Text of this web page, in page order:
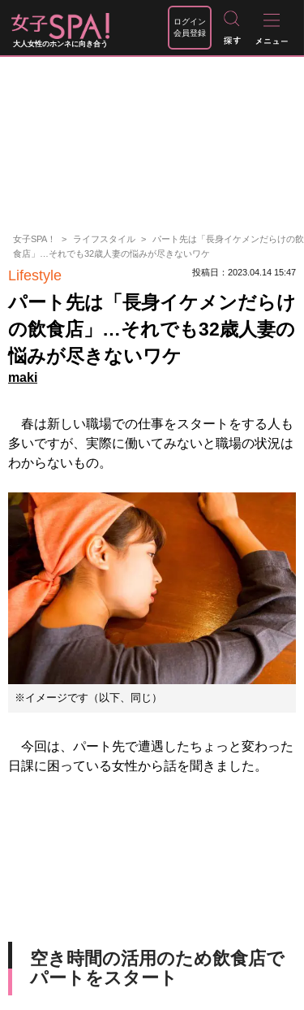
大人女性のホンネに向き合う
ログイン
会員登録
女子SPA！ ライフスタイル
パート先は「長身イケメンだらけの飲
食店」…それでも32歳人妻の悩みが尽きないワケ
Lifestyle 投稿日：2023.04.14 15:47
パート先は「長身イケメンだらけ
の飲食店」…それでも32歳人妻の
悩みが尽きないワケ
maki
春は新しい職場での仕事をスタートをする人も
多いですが、実際に働いてみないと職場の状況は
わからないもの。
※イメージです（以下、同じ）
今回は、パート先で遭遇したちょっと変わった
日課に困っている女性から話を聞きました。
空き時間の活用のため飲食店で
パートをスタート